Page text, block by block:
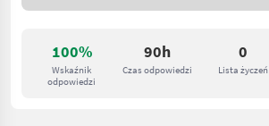
100%
Wskaźnik
odpowiedzi
90h
Czas odpowiedzi
0
Lista życzeń